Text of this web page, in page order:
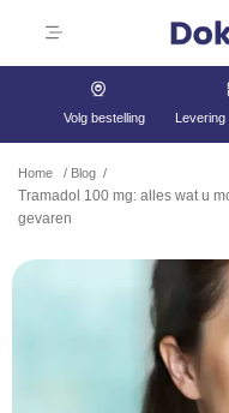
Volg bestelling Levering
Home / Blog /
Tramadol 100 mg: alles wat u
gevaren